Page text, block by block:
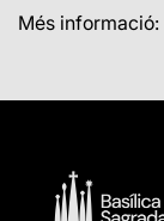
Més informació: